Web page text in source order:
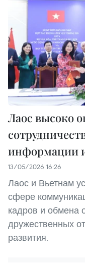
Лаос высоко
информации
13/05/2026 16:26
Лаос и Вьетнам
сфере
кадров и обмена
дружественных
развития.